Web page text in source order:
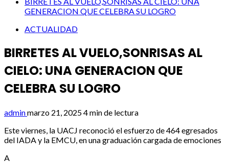
GENERACION QUE CELEBRA SU LOGRO
ACTUALIDAD
BIRRETES AL VUELO,SONRISAS AL
CIELO: UNA GENERACION QUE
CELEBRA SU LOGRO
adminmarzo 21, 20254 min de lectura
Este viernes, la UACJ reconoció el esfuerzo de 464 egresados
del IADA y la EMCU, en una graduación cargada de emociones
A